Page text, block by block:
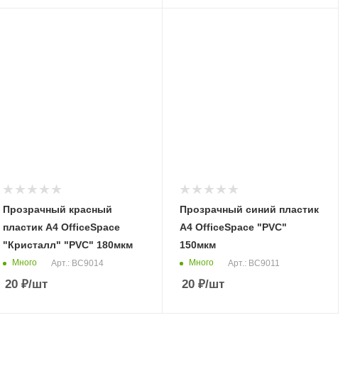
Прозрачный красный
пластик А4 OfficeSpace
"Кристалл" "PVC" 180мкм
Много Арт.: BC9014
20 ₽/шт
Прозрачный синий пластик
А4 OfficeSpace "PVC"
150мкм
Много Арт.: BC9011
20₽/шт